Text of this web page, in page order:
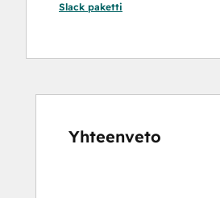
Slack paketti
Yhteenveto